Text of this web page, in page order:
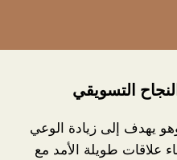
التسويقي
يهدف إلى زيادة الوعي
علاقات طويلة الأمد مع